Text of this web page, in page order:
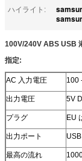
ハイライト:
100V/240V ABS USB
指定:
AC 入力電圧 100
出力電圧 5V
プラグ EU
出力ポート
最高の流れ